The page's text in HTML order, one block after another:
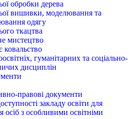
обробки дерева
вишивки, моделювання та
одягу
ткацтва
мистецтво
ковальство
гуманітарних та соціально-
дисциплін
правові документи
закладу освіти для
осіб з особливими освітніми